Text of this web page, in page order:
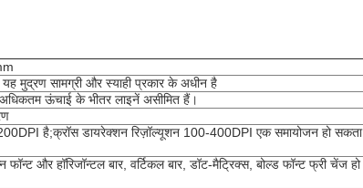
मुद्रण सामग्री और स्याही प्रकार के अधीन है
अधिकतम ऊंचाई के भीतर लाइनें असीमित हैं।
है;क्रॉस डायरेक्शन रिज़ॉल्यूशन 100-400DPI एक समायोजन हो सकता
फॉन्ट और हॉरिजॉन्टल बार, वर्टिकल बार, डॉट-मैट्रिक्स, बोल्ड फॉन्ट फ्री चेंज हो